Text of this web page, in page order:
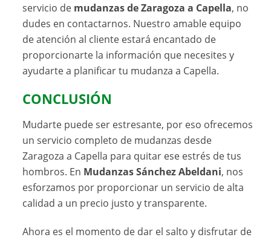
servicio de mudanzas de Zaragoza a Capella, no
dudes en contactarnos. Nuestro amable equipo
de atención al cliente estará encantado de
proporcionarte la información que necesites y
ayudarte a planificar tu mudanza a Capella.
CONCLUSIÓN
Mudarte puede ser estresante, por eso ofrecemos
un servicio completo de mudanzas desde
Zaragoza a Capella para quitar ese estrés de tus
hombros. En Mudanzas Sánchez Abeldani, nos
esforzamos por proporcionar un servicio de alta
calidad a un precio justo y transparente.
Ahora es el momento de dar el salto y disfrutar de